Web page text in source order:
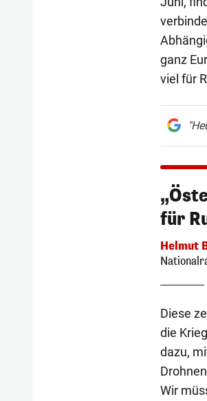
ganz
viel für
für
Helmut
Diese
die
dazu,
Wir